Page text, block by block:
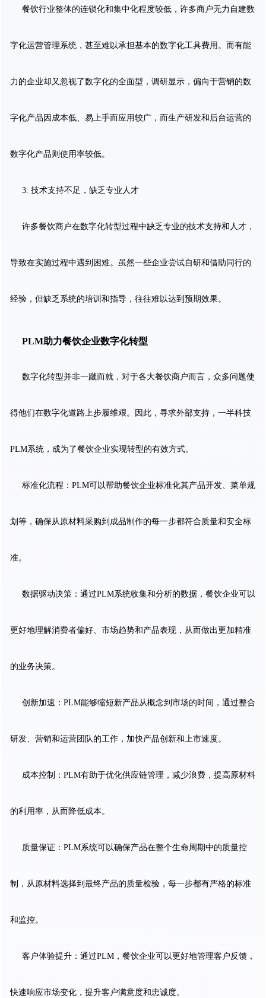
餐饮行业整体的连锁化和集中化程度较低，许多商户无力自建数
字化运营管理系统，甚至难以承担基本的数字化工具费用。而有能
力的企业却又忽视了数字化的全面型，调研显示，偏向于营销的数
字化产品因成本低、易上手而应用较广，而生产研发和后台运营的
数字化产品则使用率较低。
3. 技术支持不足，缺乏专业人才
许多餐饮商户在数字化转型过程中缺乏专业的技术支持和人才，
导致在实施过程中遇到困难。虽然一些企业尝试自研和借助同行的
经验，但缺乏系统的培训和指导，往往难以达到预期效果。
PLM助力餐饮企业数字化转型
数字化转型并非一蹴而就，对于各大餐饮商户而言，众多问题使
得他们在数字化道路上步履维艰。因此，寻求外部支持，一半科技
PLM系统，成为了餐饮企业实现转型的有效方式。
标准化流程：PLM可以帮助餐饮企业标准化其产品开发、菜单规
划等，确保从原材料采购到成品制作的每一步都符合质量和安全标
准。
数据驱动决策：通过PLM系统收集和分析的数据，餐饮企业可以
更好地理解消费者偏好、市场趋势和产品表现，从而做出更加精准
的业务决策。
创新加速：PLM能够缩短新产品从概念到市场的时间，通过整合
研发、营销和运营团队的工作，加快产品创新和上市速度。
成本控制：PLM有助于优化供应链管理，减少浪费，提高原材料
的利用率，从而降低成本。
质量保证：PLM系统可以确保产品在整个生命周期中的质量控
制，从原材料选择到最终产品的质量检验，每一步都有严格的标准
和监控。
客户体验提升：通过PLM，餐饮企业可以更好地管理客户反馈，
快速响应市场变化，提升客户满意度和忠诚度。